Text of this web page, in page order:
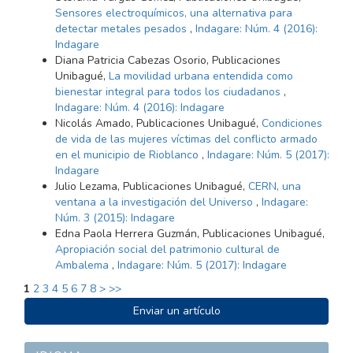
Sensores electroquímicos, una alternativa para
detectar metales pesados , Indagare: Núm. 4 (2016):
Indagare
Diana Patricia Cabezas Osorio, Publicaciones
Unibagué, La movilidad urbana entendida como
bienestar integral para todos los ciudadanos ,
Indagare: Núm. 4 (2016): Indagare
Nicolás Amado, Publicaciones Unibagué, Condiciones
de vida de las mujeres víctimas del conflicto armado
en el municipio de Rioblanco , Indagare: Núm. 5 (2017):
Indagare
Julio Lezama, Publicaciones Unibagué, CERN, una
ventana a la investigación del Universo , Indagare:
Núm. 3 (2015): Indagare
Edna Paola Herrera Guzmán, Publicaciones Unibagué,
Apropiación social del patrimonio cultural de
Ambalema , Indagare: Núm. 5 (2017): Indagare
1 2 3 4 5 6 7 8 > >>
ENVIAR
UN
ARTÍCULO
Enviar un artículo